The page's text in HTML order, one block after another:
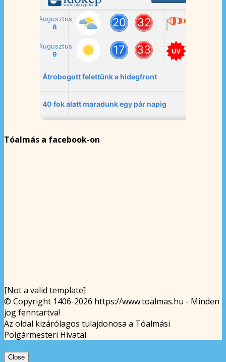
Tóalmás a facebook-on
[Not a valid template]
© Copyright 1406-2026 https://www.toalmas.hu - Minden
jog fenntartva!
Az oldal kizárólagos tulajdonosa a Tóalmási
Polgármesteri Hivatal.
Close